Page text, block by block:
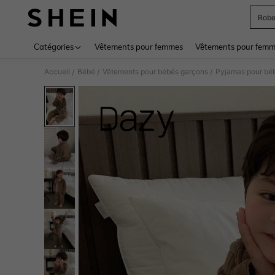
Robe
Catégories Vêtements pour femmes Vêtements pour
Accueil / Bébé / Vêtements pour bébés garçons / Pyjamas pour